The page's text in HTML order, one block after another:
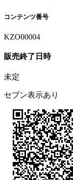
コンテンツ番号
KZO00004
販売終了日時
未定
セブン表示あり